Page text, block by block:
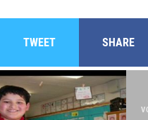
TWEET SHARE